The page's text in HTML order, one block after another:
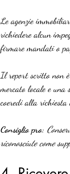
Le agenzie
richiedere alcun
firmare mandati o
Il report scritto non
mercato locale e
coeredi alla richiesta
Consiglio pro:
riconosciute come